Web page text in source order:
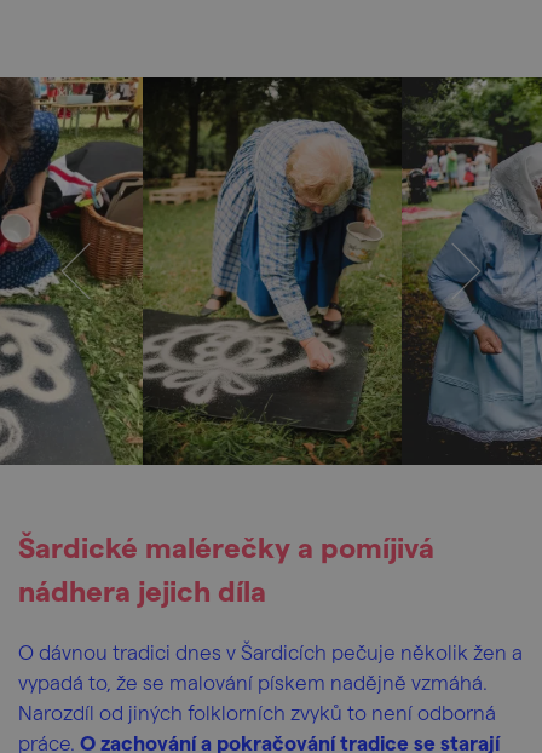
Šardické malérečky a pomíjivá
nádhera jejich díla
O dávnou tradici dnes v Šardicích pečuje několik žen a
vypadá to, že se malování pískem nadějně vzmáhá.
Narozdíl od jiných folklorních zvyků to není odborná
práce. O zachování a pokračování tradice se starají